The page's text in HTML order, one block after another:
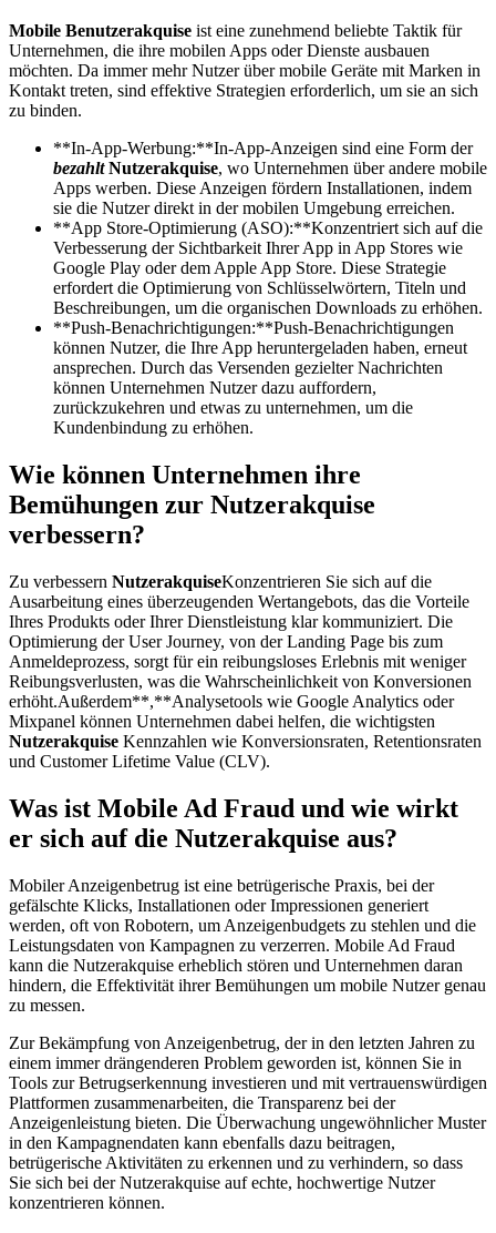
Mobile Benutzerakquise ist eine zunehmend beliebte Taktik für
Unternehmen, die ihre mobilen Apps oder Dienste ausbauen
möchten. Da immer mehr Nutzer über mobile Geräte mit Marken in
Kontakt treten, sind effektive Strategien erforderlich, um sie an sich
zu binden.
**In-App-Werbung:**In-App-Anzeigen sind eine Form der
bezahltNutzerakquise, wo Unternehmen über andere mobile
Apps werben. Diese Anzeigen fördern Installationen, indem
sie die Nutzer direkt in der mobilen Umgebung erreichen.
**App Store-Optimierung (ASO):**Konzentriert sich auf die
Verbesserung der Sichtbarkeit Ihrer App in App Stores wie
Google Play oder dem Apple App Store. Diese Strategie
erfordert die Optimierung von Schlüsselwörtern, Titeln und
Beschreibungen, um die organischen Downloads zu erhöhen.
**Push-Benachrichtigungen:**Push-Benachrichtigungen
können Nutzer, die Ihre App heruntergeladen haben, erneut
ansprechen. Durch das Versenden gezielter Nachrichten
können Unternehmen Nutzer dazu auffordern,
zurückzukehren und etwas zu unternehmen, um die
Kundenbindung zu erhöhen.
Wie können Unternehmen ihre
Bemühungen zur Nutzerakquise
verbessern?
Zu verbessern NutzerakquiseKonzentrieren Sie sich auf die
Ausarbeitung eines überzeugenden Wertangebots, das die Vorteile
Ihres Produkts oder Ihrer Dienstleistung klar kommuniziert. Die
Optimierung der User Journey, von der Landing Page bis zum
Anmeldeprozess, sorgt für ein reibungsloses Erlebnis mit weniger
Reibungsverlusten, was die Wahrscheinlichkeit von Konversionen
erhöht.Außerdem**,**Analysetools wie Google Analytics oder
Mixpanel können Unternehmen dabei helfen, die wichtigsten
Nutzerakquise Kennzahlen wie Konversionsraten, Retentionsraten
und Customer Lifetime Value (CLV).
Was ist Mobile Ad Fraud und wie wirkt
er sich auf die Nutzerakquise aus?
Mobiler Anzeigenbetrug ist eine betrügerische Praxis, bei der
gefälschte Klicks, Installationen oder Impressionen generiert
werden, oft von Robotern, um Anzeigenbudgets zu stehlen und die
Leistungsdaten von Kampagnen zu verzerren. Mobile Ad Fraud
kann die Nutzerakquise erheblich stören und Unternehmen daran
hindern, die Effektivität ihrer Bemühungen um mobile Nutzer genau
zu messen.
Zur Bekämpfung von Anzeigenbetrug, der in den letzten Jahren zu
einem immer drängenderen Problem geworden ist, können Sie in
Tools zur Betrugserkennung investieren und mit vertrauenswürdigen
Plattformen zusammenarbeiten, die Transparenz bei der
Anzeigenleistung bieten. Die Überwachung ungewöhnlicher Muster
in den Kampagnendaten kann ebenfalls dazu beitragen,
betrügerische Aktivitäten zu erkennen und zu verhindern, so dass
Sie sich bei der Nutzerakquise auf echte, hochwertige Nutzer
konzentrieren können.